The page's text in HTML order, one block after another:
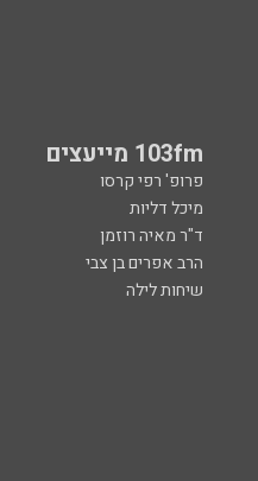
103fm מייעצים
פרופ' רפי קרסו
מיכל דליות
ד"ר מאיה רוזמן
הרב אפרים בן צבי
שיחות לילה